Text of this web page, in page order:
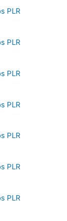
PLR
PLR
PLR
PLR
PLR
PLR
PLR